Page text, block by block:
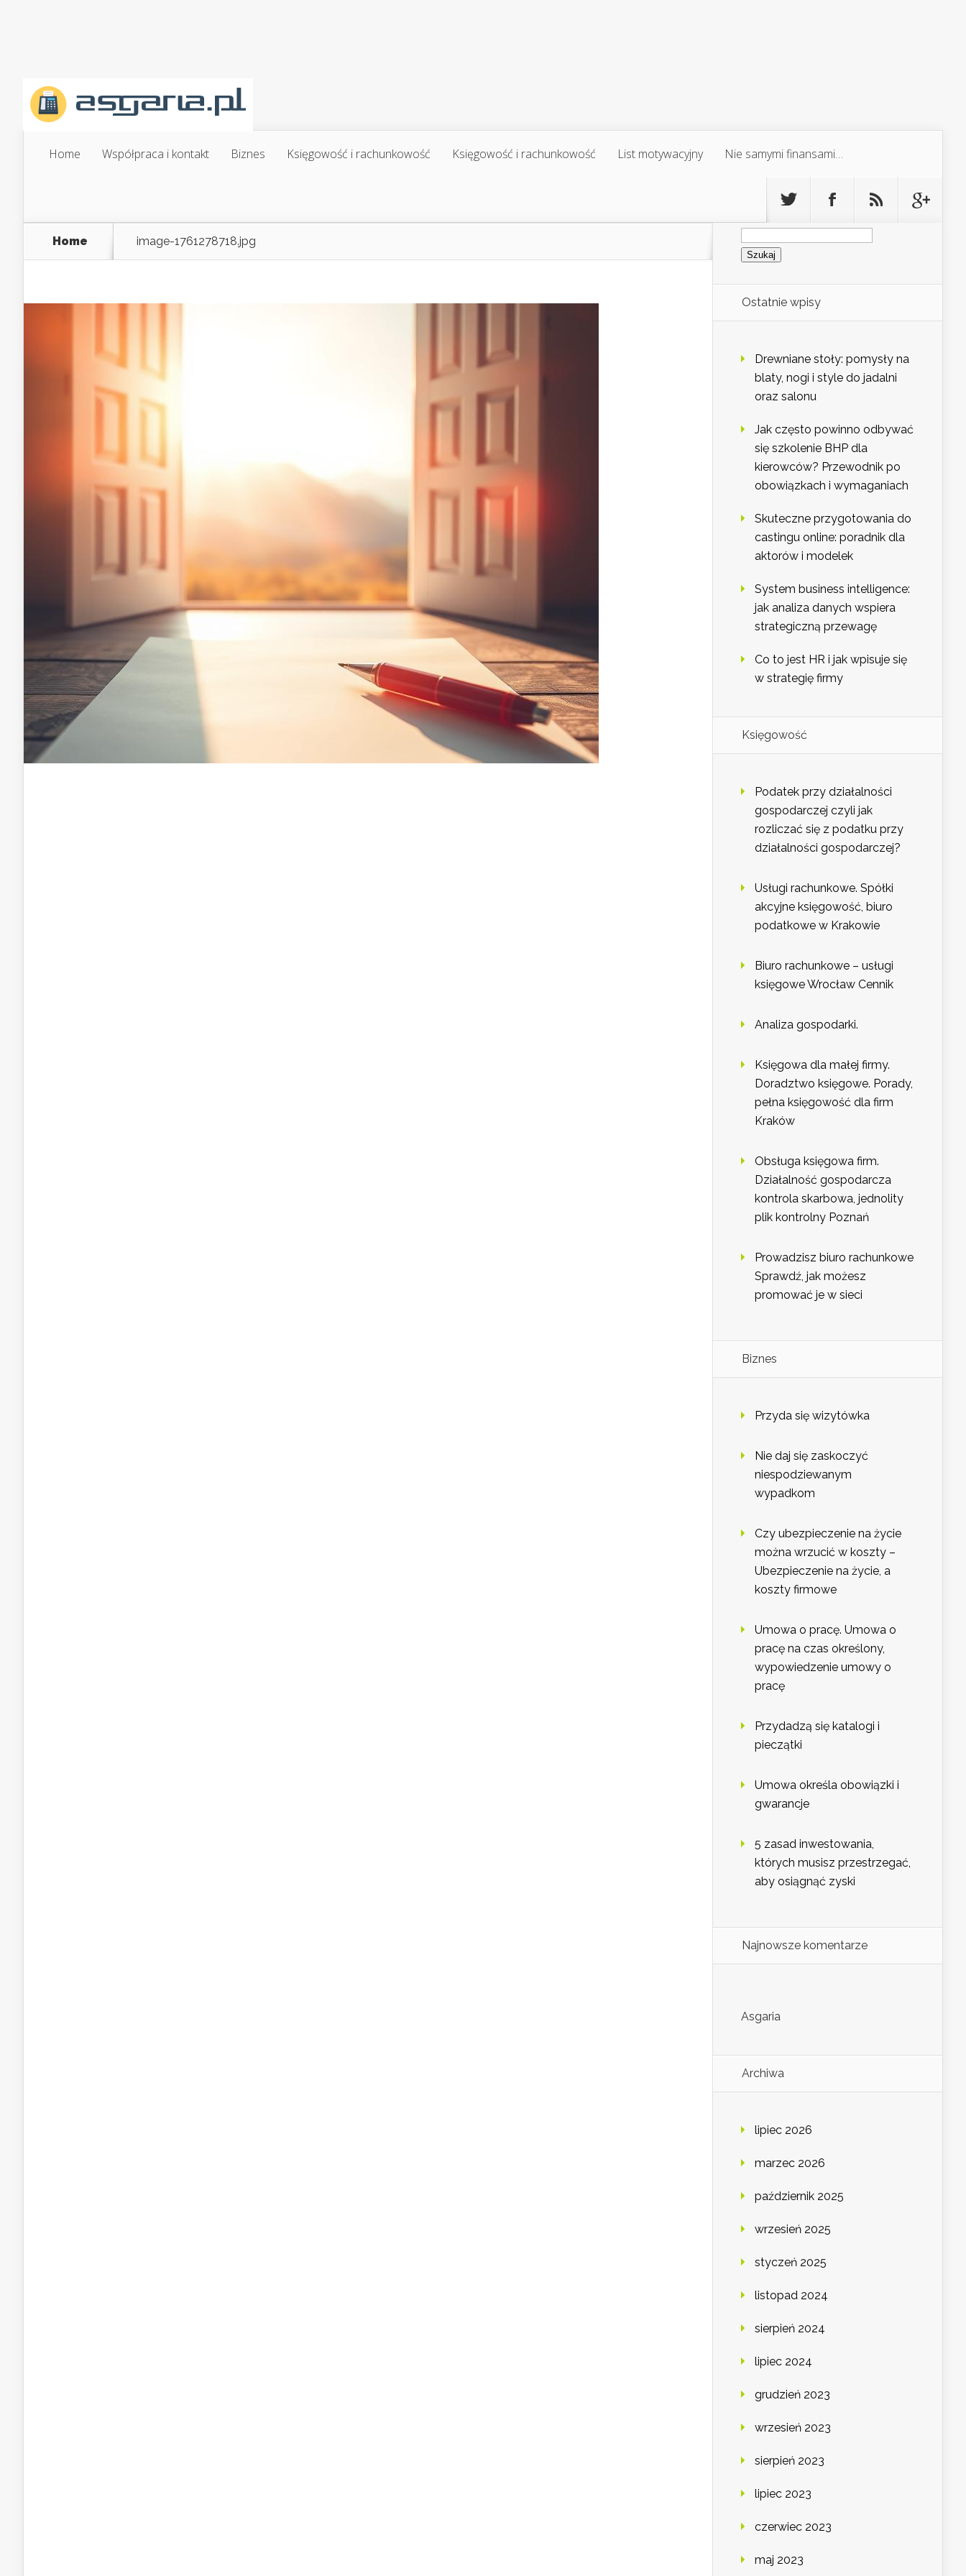
Home Współpraca i kontakt Biznes Księgowość i rachunkowość Księgowość i rachunkowość List motywacyjny Nie samymi finansami…
Home image-1761278718.jpg
Szukaj:
Ostatnie wpisy
Drewniane stoły: pomysły na
blaty, nogi i style do jadalni
oraz salonu
Jak często powinno odbywać
się szkolenie BHP dla
kierowców? Przewodnik po
obowiązkach i wymaganiach
Skuteczne przygotowania do
castingu online: poradnik dla
aktorów i modelek
System business intelligence:
jak analiza danych wspiera
strategiczną przewagę
Co to jest HR i jak wpisuje się
w strategię firmy
Księgowość
Podatek przy działalności
gospodarczej czyli jak
rozliczać się z podatku przy
działalności gospodarczej?
Usługi rachunkowe. Spółki
akcyjne księgowość, biuro
podatkowe w Krakowie
Biuro rachunkowe – usługi
księgowe Wrocław Cennik
Analiza gospodarki.
Księgowa dla małej firmy.
Doradztwo księgowe. Porady,
pełna księgowość dla firm
Kraków
Obsługa księgowa firm.
Działalność gospodarcza
kontrola skarbowa, jednolity
plik kontrolny Poznań
Prowadzisz biuro rachunkowe
Sprawdź, jak możesz
promować je w sieci
Biznes
Przyda się wizytówka
Nie daj się zaskoczyć
niespodziewanym
wypadkom
Czy ubezpieczenie na życie
można wrzucić w koszty –
Ubezpieczenie na życie, a
koszty firmowe
Umowa o pracę. Umowa o
pracę na czas określony,
wypowiedzenie umowy o
pracę
Przydadzą się katalogi i
pieczątki
Umowa określa obowiązki i
gwarancje
5 zasad inwestowania,
których musisz przestrzegać,
aby osiągnąć zyski
Najnowsze komentarze
Asgaria
Archiwa
lipiec 2026
marzec 2026
październik 2025
wrzesień 2025
styczeń 2025
listopad 2024
sierpień 2024
lipiec 2024
grudzień 2023
wrzesień 2023
sierpień 2023
lipiec 2023
czerwiec 2023
maj 2023